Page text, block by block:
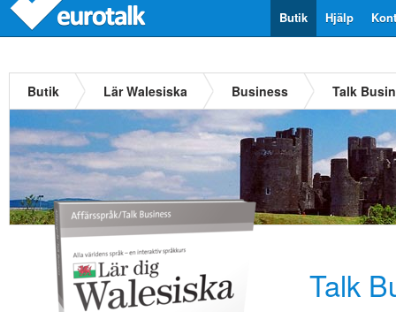
Hjälp
Butik
Butik Lär Walesiska Business Talk
Talk